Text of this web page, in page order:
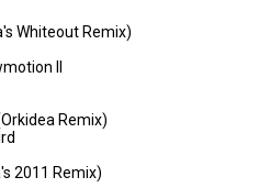
Whiteout Remix)
II
Remix)
2011 Remix)